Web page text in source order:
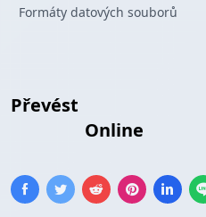
Převést
Online
Formáty datových souborů